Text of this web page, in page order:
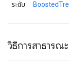
ระดับ
วิธีการสาธารณะ